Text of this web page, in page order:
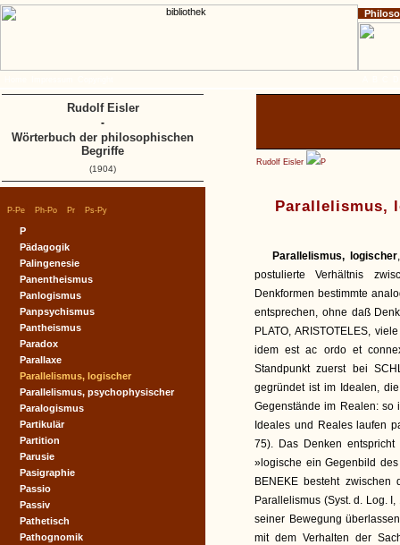
Rudolf Eisler P
Parallelismus,
Parallelismus, logischer
postulierte Verhältnis
Denkformen bestimmte
entsprechen, ohne daß
PLATO, ARISTOTELES,
idem est ac ordo et
Standpunkt zuerst bei
gegründet ist im Idealen,
Gegenstände im Realen:
Ideales und Reales laufen
75). Das Denken
»logische ein Gegenbild
BENEKE besteht
Parallelismus (Syst. d. Log.
seiner Bewegung
mit dem Verhalten der
P-Pe Ph-Po Pr Ps-Py
P
Pädagogik
Palingenesie
Panentheismus
Panlogismus
Panpsychismus
Pantheismus
Paradox
Parallaxe
Parallelismus, logischer
Parallelismus, psychophysischer
Paralogismus
Partikulär
Partition
Parusie
Pasigraphie
Passio
Passiv
Pathetisch
Pathognomik
Rudolf Eisler
-
Wörterbuch der philosophischen
Begriffe
(1904)